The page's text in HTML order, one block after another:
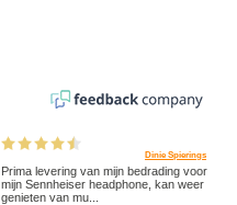
Dinie Spierings
Prima levering van mijn bedrading voor
mijn Sennheiser headphone, kan weer
genieten van mu...